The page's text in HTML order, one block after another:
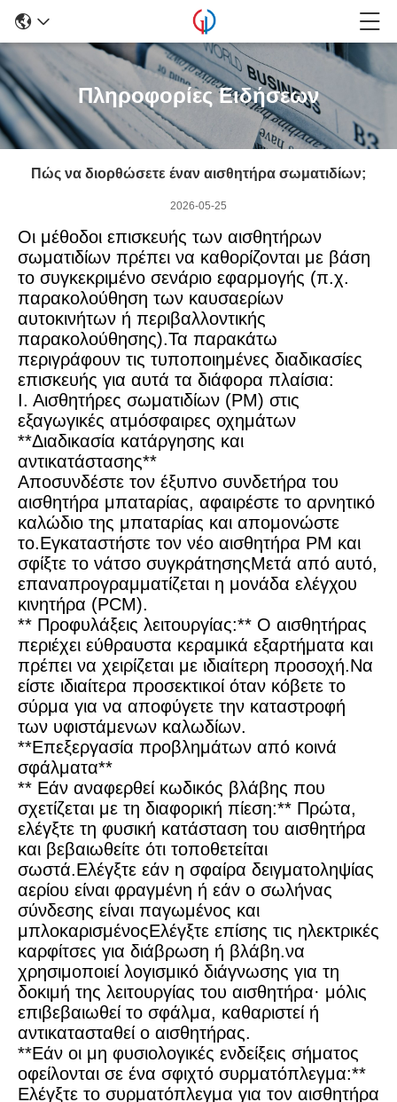
Πληροφορίες Ειδήσεων
Πώς να διορθώσετε έναν αισθητήρα σωματιδίων;
2026-05-25
Οι μέθοδοι επισκευής των αισθητήρων
σωματιδίων πρέπει να καθορίζονται με βάση
το συγκεκριμένο σενάριο εφαρμογής (π.χ.
παρακολούθηση των καυσαερίων
αυτοκινήτων ή περιβαλλοντικής
παρακολούθησης).Τα παρακάτω
περιγράφουν τις τυποποιημένες διαδικασίες
επισκευής για αυτά τα διάφορα πλαίσια:
Ι. Αισθητήρες σωματιδίων (PM) στις
εξαγωγικές ατμόσφαιρες οχημάτων
**Διαδικασία κατάργησης και
αντικατάστασης**
Αποσυνδέστε τον έξυπνο συνδετήρα του
αισθητήρα μπαταρίας, αφαιρέστε το αρνητικό
καλώδιο της μπαταρίας και απομονώστε
το.Εγκαταστήστε τον νέο αισθητήρα PM και
σφίξτε το νάτσο συγκράτησηςΜετά από αυτό,
επαναπρογραμματίζεται η μονάδα ελέγχου
κινητήρα (PCM).
** Προφυλάξεις λειτουργίας:** Ο αισθητήρας
περιέχει εύθραυστα κεραμικά εξαρτήματα και
πρέπει να χειρίζεται με ιδιαίτερη προσοχή.Να
είστε ιδιαίτερα προσεκτικοί όταν κόβετε το
σύρμα για να αποφύγετε την καταστροφή
των υφιστάμενων καλωδίων.
**Επεξεργασία προβλημάτων από κοινά
σφάλματα**
** Εάν αναφερθεί κωδικός βλάβης που
σχετίζεται με τη διαφορική πίεση:** Πρώτα,
ελέγξτε τη φυσική κατάσταση του αισθητήρα
και βεβαιωθείτε ότι τοποθετείται
σωστά.Ελέγξτε εάν η σφαίρα δειγματοληψίας
αερίου είναι φραγμένη ή εάν ο σωλήνας
σύνδεσης είναι παγωμένος και
μπλοκαρισμένοςΕλέγξτε επίσης τις ηλεκτρικές
καρφίτσες για διάβρωση ή βλάβη.να
χρησιμοποιεί λογισμικό διάγνωσης για τη
δοκιμή της λειτουργίας του αισθητήρα· μόλις
επιβεβαιωθεί το σφάλμα, καθαριστεί ή
αντικατασταθεί ο αισθητήρας.
**Εάν οι μη φυσιολογικές ενδείξεις σήματος
οφείλονται σε ένα σφιχτό συρματόπλεγμα:**
Ελέγξτε το συρματόπλεγμα για τον αισθητήρα